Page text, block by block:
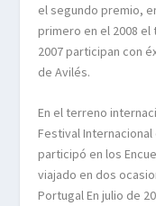
el segundo premio,
primero en el 2008 el
2007 participan con
de Avilés.
En el terreno
Festival Internacional
participó en los
viajado en dos
Portugal En julio de